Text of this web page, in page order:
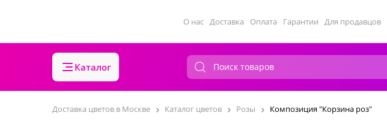
О нас Доставка Оплата Гарантии Для продавцов
Каталог
Доставка цветов в Москве Каталог цветов Розы Композиция "Корзина роз"